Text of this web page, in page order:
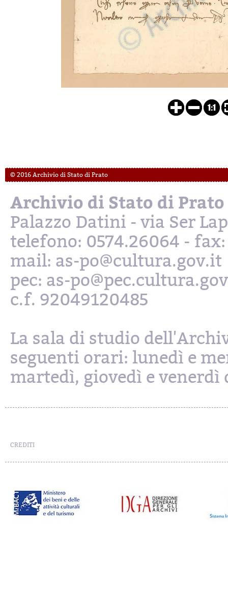
© 2016 Archivio di Stato di Prato
Archivio di Stato di Prato
Palazzo Datini - via Ser
telefono: 0574.26064 - fax:
mail: as-po@cultura.gov.it
pec: as-
c.f. 92049120485
La sala di studio
seguenti orari: lunedì e
martedì, giovedì e venerdì
CREDITI